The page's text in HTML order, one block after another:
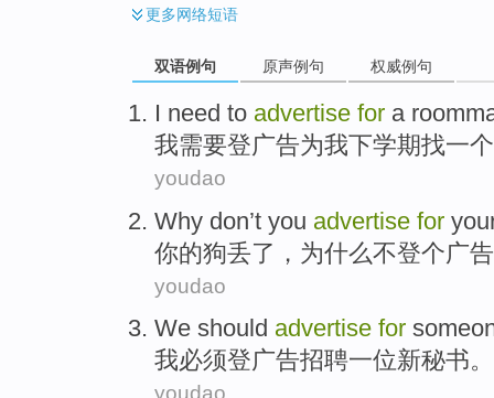
更多网络短语
双语例句 原声例句 权威例句
I need to advertise for a
我需要登广告为我下学期找一个
youdao
Why don’t you advertise for
你的狗丢了， 为什么不登个广告
youdao
We should advertise for
我必须登广告招聘一位新秘书。